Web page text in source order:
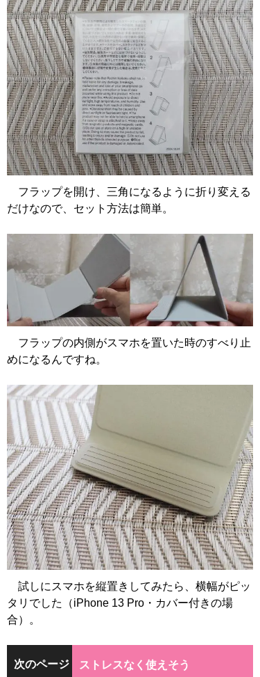
フラップを開け、三角になるように折り変える
だけなので、セット方法は簡単。
フラップの内側がスマホを置いた時のすべり止
めになるんですね。
試しにスマホを縦置きしてみたら、横幅がピッ
タリでした（iPhone 13 Pro・カバー付きの場
合）。
次のページ ストレスなく使えそう